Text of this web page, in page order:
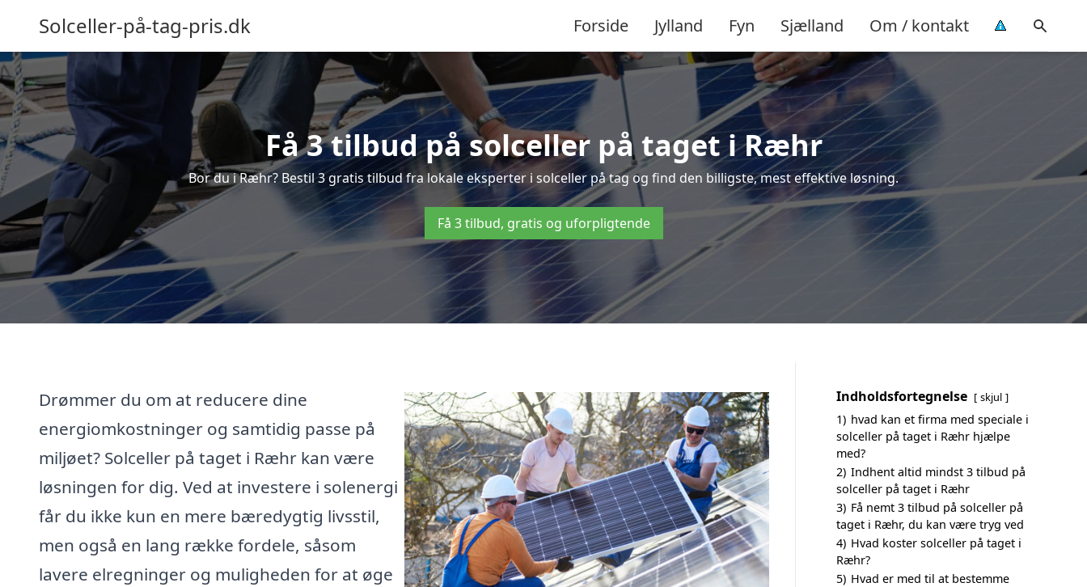
Solceller-på-tag-pris.dk Forside Jylland Fyn Sjælland Om / kontakt
Få 3 tilbud på solceller på taget i Ræhr
Bor du i Ræhr? Bestil 3 gratis tilbud fra lokale eksperter i solceller på tag og find den billigste, mest effektive løsning.
Få 3 tilbud, gratis og uforpligtende
Drømmer du om at reducere dine
energiomkostninger og samtidig passe på
miljøet? Solceller på taget i Ræhr kan være
løsningen for dig. Ved at investere i solenergi
får du ikke kun en mere bæredygtig livsstil,
men også en lang række fordele, såsom
lavere elregninger og muligheden for at øge
Indholdsfortegnelse skjul
1) hvad kan et firma med speciale i
solceller på taget i Ræhr hjælpe
med?
2) Indhent altid mindst 3 tilbud på
solceller på taget i Ræhr
3) Få nemt 3 tilbud på solceller på
taget i Ræhr, du kan være tryg ved
4) Hvad koster solceller på taget i
Ræhr?
5) Hvad er med til at bestemme